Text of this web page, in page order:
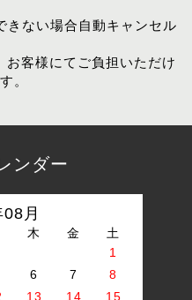
きない場合自動キャンセル
客様にてご負担いただけ
。
ンダー
月
木 金
土
1
6 7
8
13 14 15